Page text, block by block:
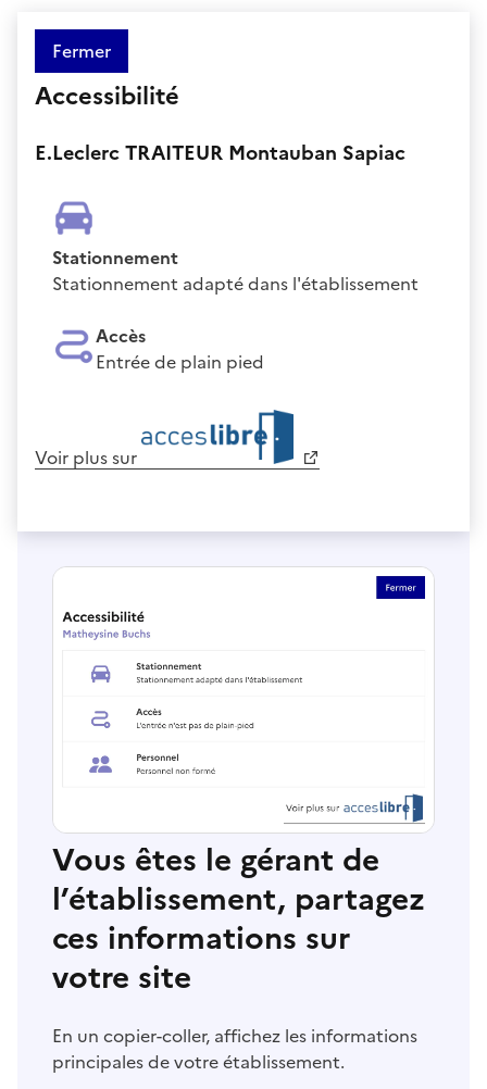
Fermer
Accessibilité
E.Leclerc TRAITEUR Montauban Sapiac
Stationnement
Stationnement adapté dans l'établissement
Accès
Entrée de plain pied
Voir plus sur
Vous êtes le gérant de
l’établissement, partagez
ces informations sur
votre site
En un copier-coller, affichez les informations
principales de votre établissement.